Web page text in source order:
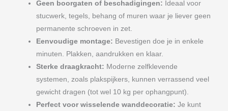
Geen boorgaten of beschadigingen: Ideaal voor
stucwerk, tegels, behang of muren waar je liever geen
permanente schroeven in zet.
Eenvoudige montage: Bevestigen doe je in enkele
minuten. Plakken, aandrukken en klaar.
Sterke draagkracht: Moderne zelfklevende
systemen, zoals plakspijkers, kunnen verrassend veel
gewicht dragen (tot wel 10 kg per ophangpunt).
Perfect voor wisselende wanddecoratie:Je kunt